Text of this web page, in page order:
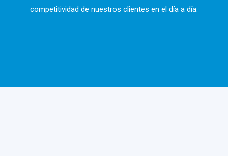
competitividad de nuestros clientes en el día a día.